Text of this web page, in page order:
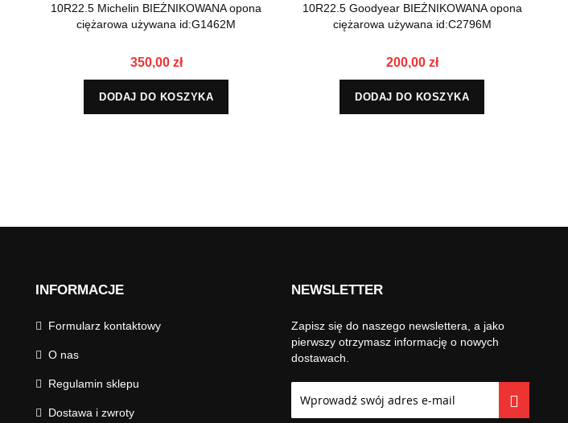
10R22.5 Michelin BIEŻNIKOWANA opona
ciężarowa używana id:G1462M
350,00 zł
DODAJ DO KOSZYKA
10R22.5 Goodyear BIEŻNIKOWANA opona
ciężarowa używana id:C2796M
200,00 zł
DODAJ DO KOSZYKA
INFORMACJE
Formularz kontaktowy
O nas
Regulamin sklepu
Dostawa i zwroty
NEWSLETTER
Zapisz się do naszego newslettera, a jako
pierwszy otrzymasz informację o nowych
dostawach.
nasz